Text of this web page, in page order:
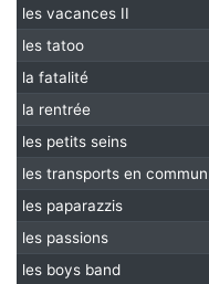
les vacances II
les tatoo
la fatalité
la rentrée
les petits seins
les transports en commun
les paparazzis
les passions
les boys band